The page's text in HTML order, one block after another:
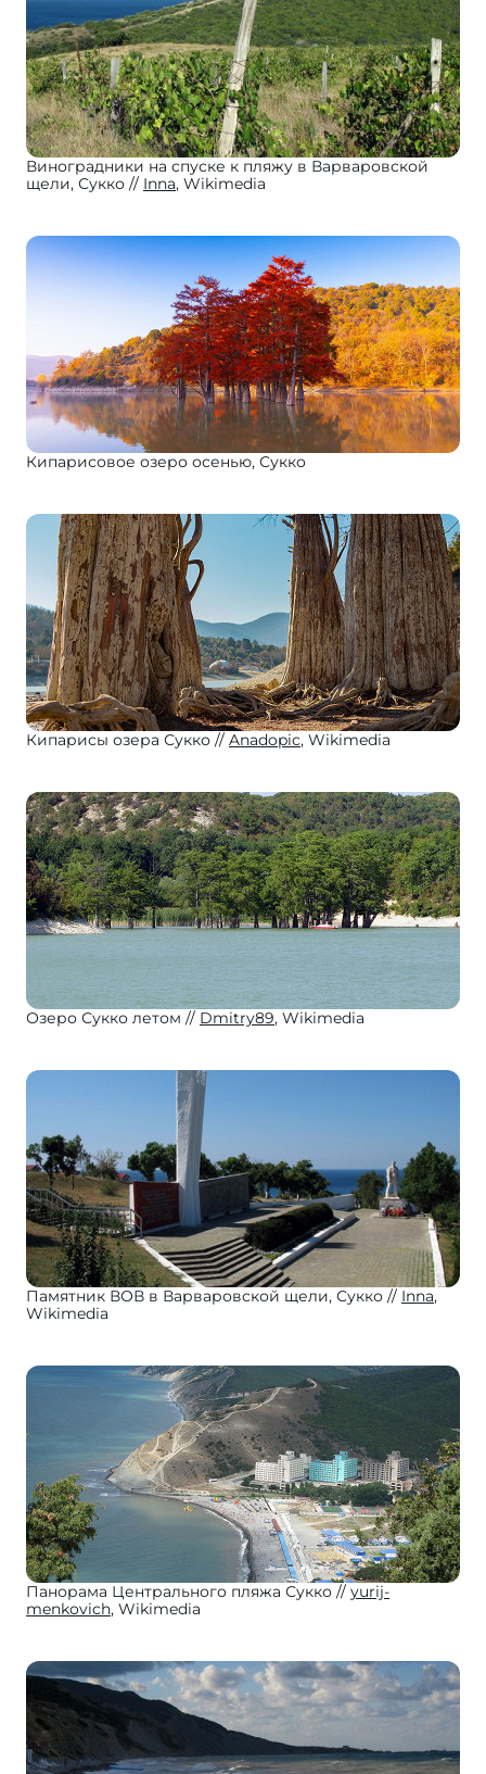
Виноградники на спуске к пляжу в Варваровской
щели, Сукко
Inna, Wikimedia
Кипарисовое озеро осенью, Сукко
Кипарисы озера Сукко Anadopic, Wikimedia
Озеро Сукко летом Dmitry89, Wikimedia
Памятник ВОВ в Варваровской щели, Сукко Inna,
Wikimedia
Панорама Центрального пляжа Сукко
yurij-
menkovich, Wikimedia